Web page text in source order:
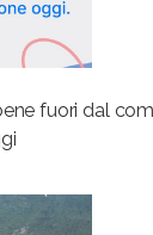
fuori dal